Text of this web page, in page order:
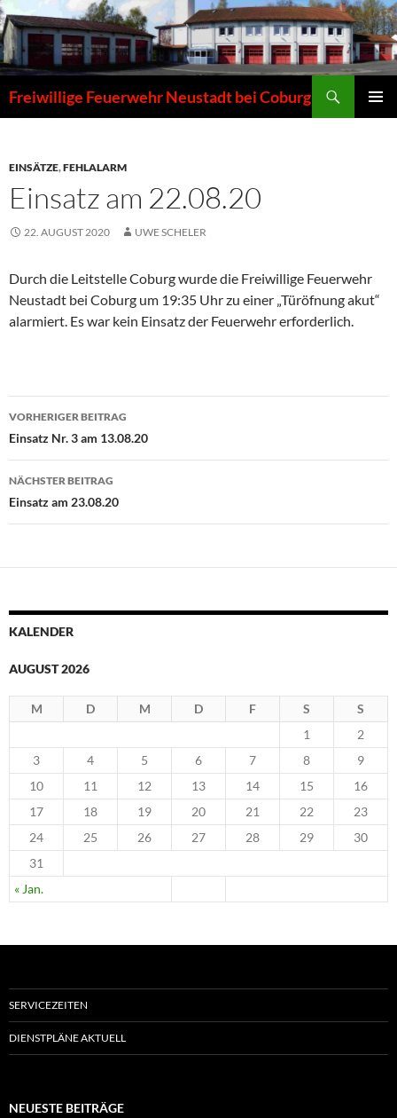
Zum
Inhalt
springen
Freiwillige Feuerwehr Neustadt bei Coburg
EINSÄTZE,FEHLALARM
Einsatz am 22.08.20
22. AUGUST 2020 UWE SCHELER
Durch die Leitstelle Coburg wurde die Freiwillige Feuerwehr
Neustadt bei Coburg um 19:35 Uhr zu einer „Türöfnung akut“
alarmiert. Es war kein Einsatz der Feuerwehr erforderlich.
Beitragsnavigation
VORHERIGER BEITRAG
Einsatz Nr. 3 am 13.08.20
NÄCHSTER BEITRAG
Einsatz am 23.08.20
KALENDER
AUGUST 2026
M D M D F S S
« Jan.
1
2
3
4 5 6 7 8
9
10
11 12 13 14 15
16
17
18 19 20 21 22
23
24
25 26 27 28 29
30
31
SERVICEZEITEN
DIENSTPLÄNE AKTUELL
NEUESTE BEITRÄGE